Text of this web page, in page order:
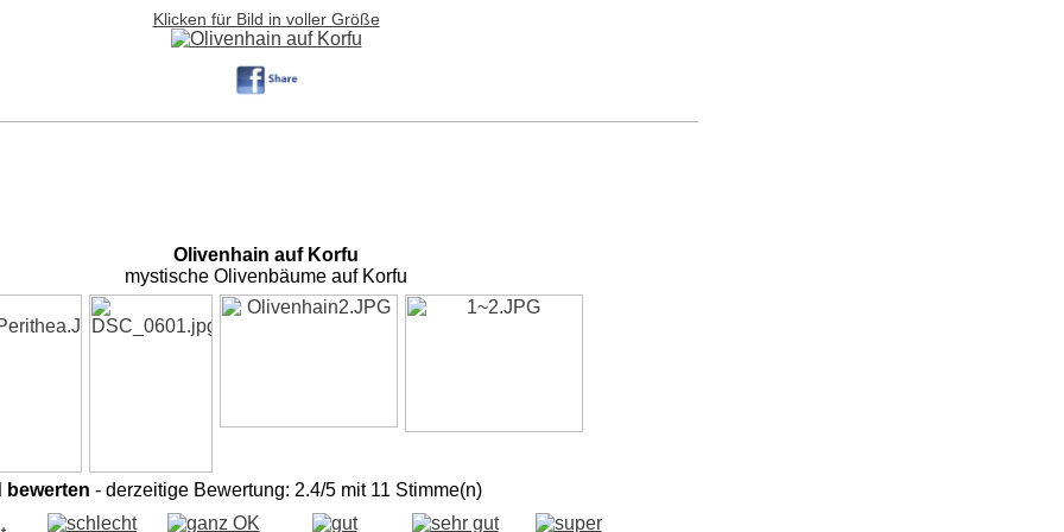
Klicken für Bild in voller Größe
Olivenhain auf Korfu
mystische Olivenbäume auf Korfu
bewerten - derzeitige Bewertung: 2.4/5 mit 11 Stimme(n)